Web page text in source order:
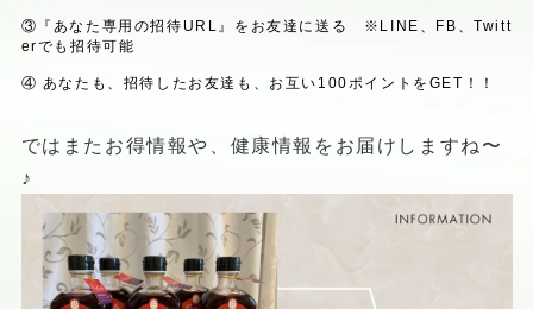
③『あなた専用の招待 URL』をお友達に送る ※LINE 、 FB 、Twitt
erでも招待可能
④ あなたも、招待したお友達も、お互い 100ポイントを GET ！！
ではまたお得情報や、健康情報をお届けしますね〜
♪